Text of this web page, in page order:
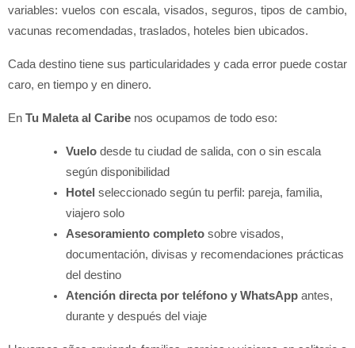
variables: vuelos con escala, visados, seguros, tipos de cambio,
vacunas recomendadas, traslados, hoteles bien ubicados.
Cada destino tiene sus particularidades y cada error puede costar
caro, en tiempo y en dinero.
En Tu Maleta al Caribe nos ocupamos de todo eso:
Vuelo desde tu ciudad de salida, con o sin escala
según disponibilidad
Hotel seleccionado según tu perfil: pareja, familia,
viajero solo
Asesoramiento completo sobre visados,
documentación, divisas y recomendaciones prácticas
del destino
Atención directa por teléfono y WhatsApp antes,
durante y después del viaje